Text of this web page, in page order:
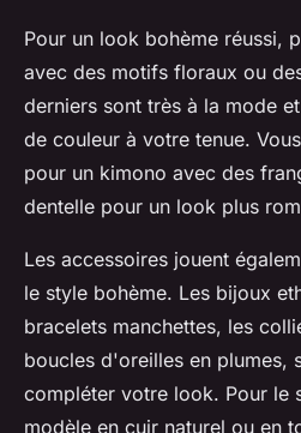
Pour un look bohème réussi,
avec des motifs floraux ou
derniers sont très à la mode
de couleur à votre tenue.
pour un kimono avec des
dentelle pour un look plus
Les accessoires jouent
le style bohème. Les bijoux
bracelets manchettes, les
boucles d'oreilles en plumes,
compléter votre look. Pour le
modèle en cuir naturel ou en